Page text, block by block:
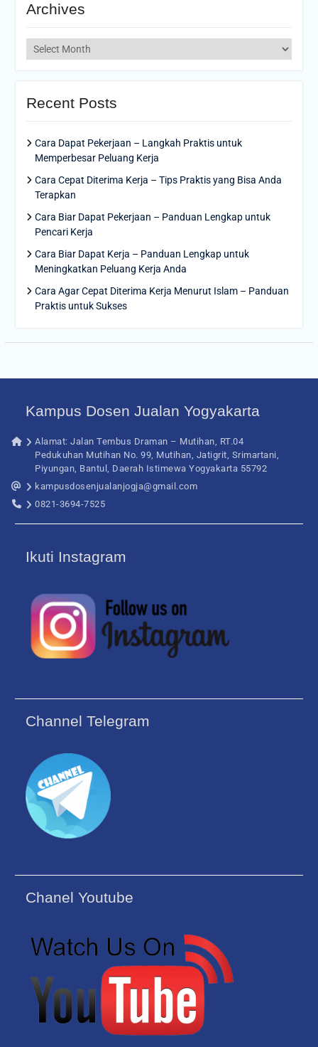
Archives
Archives
Recent Posts
Cara Dapat Pekerjaan – Langkah Praktis untuk
Memperbesar Peluang Kerja
Cara Cepat Diterima Kerja – Tips Praktis yang Bisa Anda
Terapkan
Cara Biar Dapat Pekerjaan – Panduan Lengkap untuk
Pencari Kerja
Cara Biar Dapat Kerja – Panduan Lengkap untuk
Meningkatkan Peluang Kerja Anda
Cara Agar Cepat Diterima Kerja Menurut Islam – Panduan
Praktis untuk Sukses
Kampus Dosen Jualan Yogyakarta
Alamat: Jalan Tembus Draman – Mutihan, RT.04
Pedukuhan Mutihan No. 99, Mutihan, Jatigrit, Srimartani,
Piyungan, Bantul, Daerah Istimewa Yogyakarta 55792
kampusdosenjualanjogja@gmail.com
0821-3694-7525
Ikuti Instagram
Channel Telegram
Chanel Youtube